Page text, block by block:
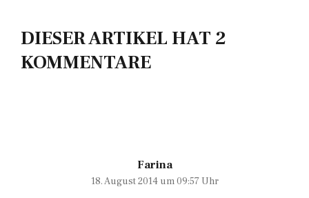
DIESER ARTIKEL HAT 2
KOMMENTARE
Farina
18. August 2014 um 09:57 Uhr